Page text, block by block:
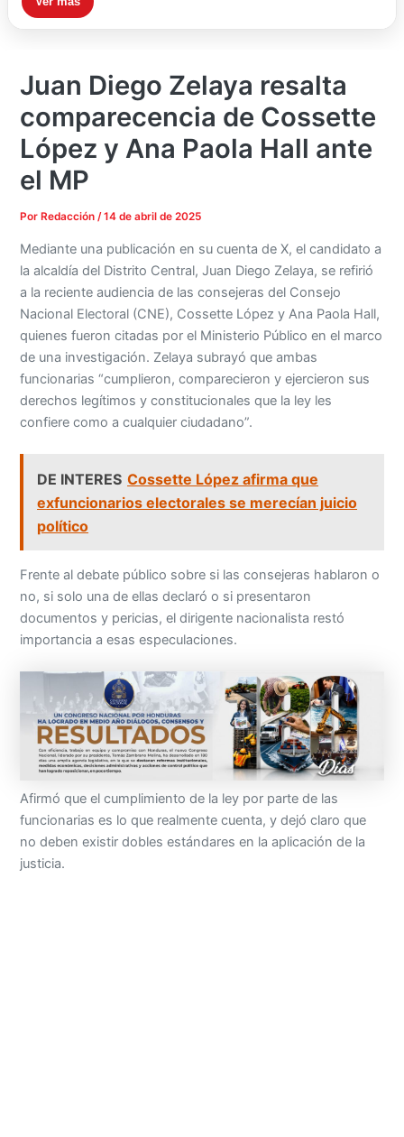
Juan Diego Zelaya resalta
comparecencia de Cossette
López y Ana Paola Hall ante
el MP
Por Redacción/14 de abril de 2025
Mediante una publicación en su cuenta de X, el candidato a
la alcaldía del Distrito Central, Juan Diego Zelaya, se refirió
a la reciente audiencia de las consejeras del Consejo
Nacional Electoral (CNE), Cossette López y Ana Paola Hall,
quienes fueron citadas por el Ministerio Público en el marco
de una investigación. Zelaya subrayó que ambas
funcionarias “cumplieron, comparecieron y ejercieron sus
derechos legítimos y constitucionales que la ley les
confiere como a cualquier ciudadano”.
DE INTERES Cossette López afirma que
exfuncionarios electorales se merecían juicio
político
Frente al debate público sobre si las consejeras hablaron o
no, si solo una de ellas declaró o si presentaron
documentos y pericias, el dirigente nacionalista restó
importancia a esas especulaciones.
Afirmó que el cumplimiento de la ley por parte de las
funcionarias es lo que realmente cuenta, y dejó claro que
no deben existir dobles estándares en la aplicación de la
justicia.